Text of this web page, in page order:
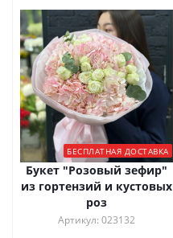
БЕСПЛАТНАЯ ДОСТАВКА
Букет "Розовый зефир"
из гортензий и кустовых
роз
Артикул: 023132